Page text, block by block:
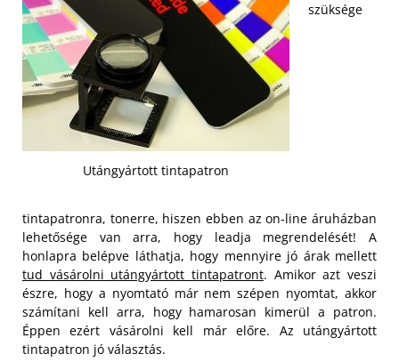
Utángyártott tintapatron
szüksége
tintapatronra, tonerre, hiszen ebben az on-line áruházban
lehetősége van arra, hogy leadja megrendelését! A
honlapra belépve láthatja, hogy mennyire jó árak mellett
tud vásárolni utángyártott tintapatront. Amikor azt veszi
észre, hogy a nyomtató már nem szépen nyomtat, akkor
számítani kell arra, hogy hamarosan kimerül a patron.
Éppen ezért vásárolni kell már előre. Az utángyártott
tintapatron jó választás.